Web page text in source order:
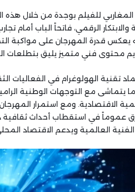
المغاربي للفيلم بوجدة من خلال هذه
والابتكار الرقمي، فاتحاً الباب أمام
قدرة المهرجان على مواكبة
محتوى فني متميز يليق بتطلعات
تقنية الهولوغرام في
يتماشى مع التوجهات الوطنية
الاقتصادية. ومع استمرار
عموماً في استقطاب أحداث ثقافية
العالمية ويدعم الاقتصاد